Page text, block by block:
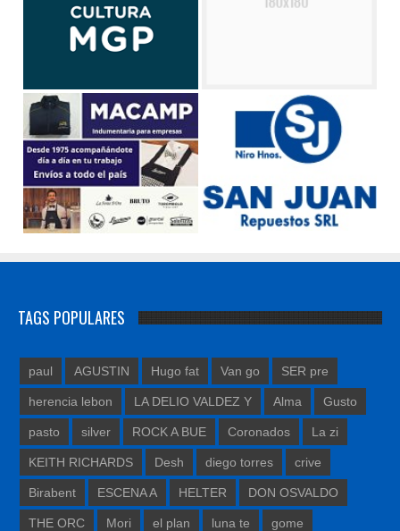
TAGS POPULARES
paul AGUSTIN Hugo fat Van go SER pre
herencia lebon LA DELIO VALDEZ Y Alma Gusto
pasto silver ROCK A BUE Coronados La zi
KEITH RICHARDS Desh diego torres crive
Birabent ESCENA A HELTER DON OSVALDO
THE ORC Mori el plan luna te gome